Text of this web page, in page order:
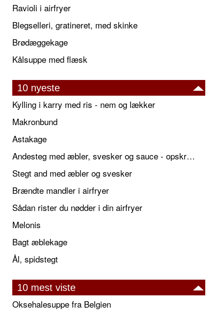
Ravioli i airfryer
Blegselleri, gratineret, med skinke
Brødæggekage
Kålsuppe med flæsk
10 nyeste
Kylling i karry med ris - nem og lækker
Makronbund
Astakage
Andesteg med æbler, svesker og sauce - opskrift også til jul
Stegt and med æbler og svesker
Brændte mandler i airfryer
Sådan rister du nødder i din airfryer
Melonis
Bagt æblekage
Ål, spidstegt
10 mest viste
Oksehalesuppe fra Belgien